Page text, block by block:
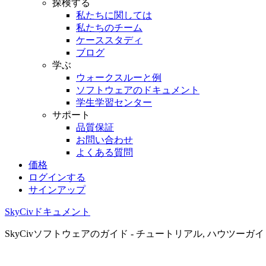
探検する
私たちに関しては
私たちのチーム
ケーススタディ
ブログ
学ぶ
ウォークスルーと例
ソフトウェアのドキュメント
学生学習センター
サポート
品質保証
お問い合わせ
よくある質問
価格
ログインする
サインアップ
SkyCivドキュメント
SkyCivソフトウェアのガイド - チュートリアル, ハウツーガ